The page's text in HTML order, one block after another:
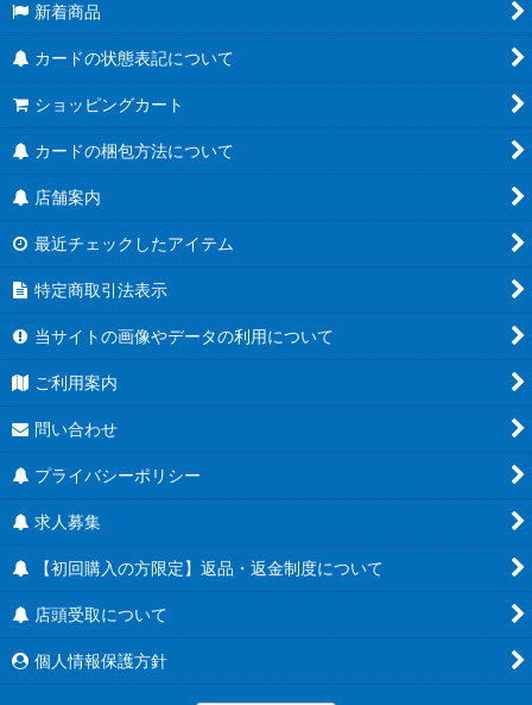
新着商品
カードの状態表記について
ショッピングカート
カードの梱包方法について
店舗案内
最近チェックしたアイテム
特定商取引法表示
当サイトの画像やデータの利用について
ご利用案内
問い合わせ
プライバシーポリシー
求人募集
【初回購入の方限定】返品・返金制度について
店頭受取について
個人情報保護方針